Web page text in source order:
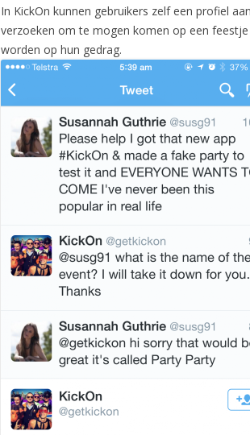
In KickOn kunnen gebruikers zelf een profiel
verzoeken om te mogen komen op een
worden op hun gedrag.